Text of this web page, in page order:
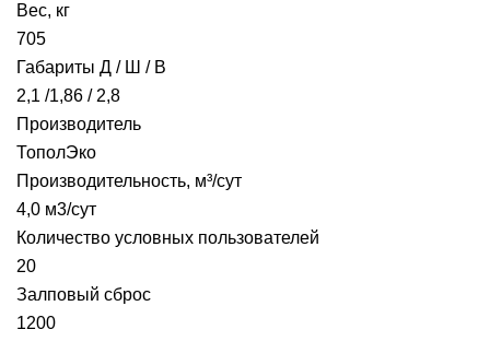
Вес, кг
705
Габариты Д / Ш / В
2,1 /1,86 / 2,8
Производитель
ТополЭко
Производительность, м³/сут
4,0 м3/сут
Количество условных пользователей
20
Залповый сброс
1200